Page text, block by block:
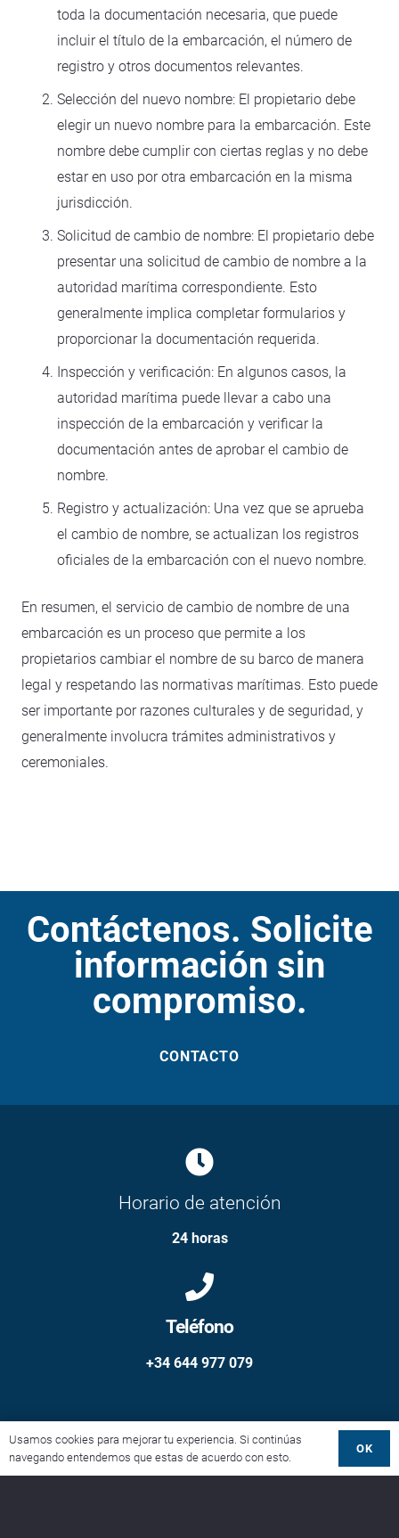
toda la documentación necesaria, que puede
incluir el título de la embarcación, el número de
registro y otros documentos relevantes.
Selección del nuevo nombre: El propietario debe
elegir un nuevo nombre para la embarcación. Este
nombre debe cumplir con ciertas reglas y no debe
estar en uso por otra embarcación en la misma
jurisdicción.
Solicitud de cambio de nombre: El propietario debe
presentar una solicitud de cambio de nombre a la
autoridad marítima correspondiente. Esto
generalmente implica completar formularios y
proporcionar la documentación requerida.
Inspección y verificación: En algunos casos, la
autoridad marítima puede llevar a cabo una
inspección de la embarcación y verificar la
documentación antes de aprobar el cambio de
nombre.
Registro y actualización: Una vez que se aprueba
el cambio de nombre, se actualizan los registros
oficiales de la embarcación con el nuevo nombre.
En resumen, el servicio de cambio de nombre de una
embarcación es un proceso que permite a los
propietarios cambiar el nombre de su barco de manera
legal y respetando las normativas marítimas. Esto puede
ser importante por razones culturales y de seguridad, y
generalmente involucra trámites administrativos y
ceremoniales.
Contáctenos. Solicite
información sin
compromiso.
CONTACTO
Horario de atención
24 horas
Teléfono
+34 644 977 079
Política de Privacidad y Cookies
Usamos cookies para mejorar tu experiencia. Si continúas
navegando entendemos que estas de acuerdo con esto.
OK